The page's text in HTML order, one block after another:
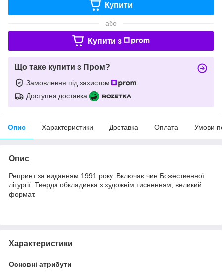
Купити
або
Купити з
Що таке купити з Пром?
Замовлення під захистом
Доступна доставка
Опис Характеристики Доставка Оплата Умови
Опис
Репринт за виданням 1991 року. Включає чин Божественної
літургії. Тверда обкладинка з художнім тисненням, великий
формат.
Характеристики
Основні атрибути